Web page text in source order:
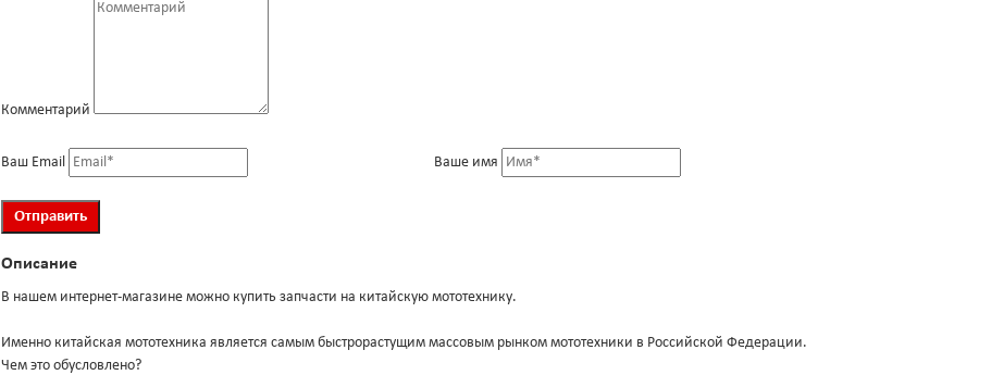
Комментарий
Ваш Email Ваше имя
Описание
В нашем интернет-магазине можно купить запчасти на китайскую мототехнику.
Именно китайская мототехника является самым быстрорастущим массовым рынком мототехники в Российской Федерации.
Чем это обусловлено?